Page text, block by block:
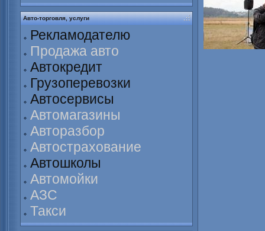
Авто-торговля, услуги
Рекламодателю
Продажа авто
Автокредит
Грузоперевозки
Автосервисы
Автомагазины
Авторазбор
Автострахование
Автошколы
Автомойки
АЗС
Такси